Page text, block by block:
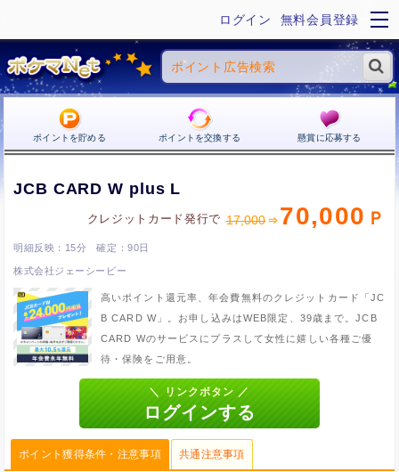
ログイン 無料会員登録
ポイントを貯める ポイントを交換する 懸賞に応募する
JCB CARD W plus L
クレジットカード発行で 17,000 70,000
15分 90日
株式会社ジェーシービー
高いポイント還元率、年会費無料のクレジットカード「JC
B CARD W」。お申し込みはWEB限定、39歳まで。JCB
CARD Wのサービスにプラスして女性に嬉しい各種ご優
待・保険をご用意。
ポイント獲得条件・注意事項 共通注意事項